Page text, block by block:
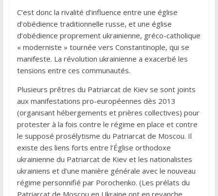
C’est donc la rivalité d’influence entre une église
d’obédience traditionnelle russe, et une église
d’obédience proprement ukrainienne, gréco-catholique
« moderniste » tournée vers Constantinople, qui se
manifeste. La révolution ukrainienne a exacerbé les
tensions entre ces communautés.
Plusieurs prêtres du Patriarcat de Kiev se sont joints
aux manifestations pro-européennes dès 2013
(organisant hébergements et prières collectives) pour
protester à la fois contre le régime en place et contre
le supposé prosélytisme du Patriarcat de Moscou. Il
existe des liens forts entre l’Église orthodoxe
ukrainienne du Patriarcat de Kiev et les nationalistes
ukrainiens et d’une manière générale avec le nouveau
régime personnifié par Porochenko. (Les prélats du